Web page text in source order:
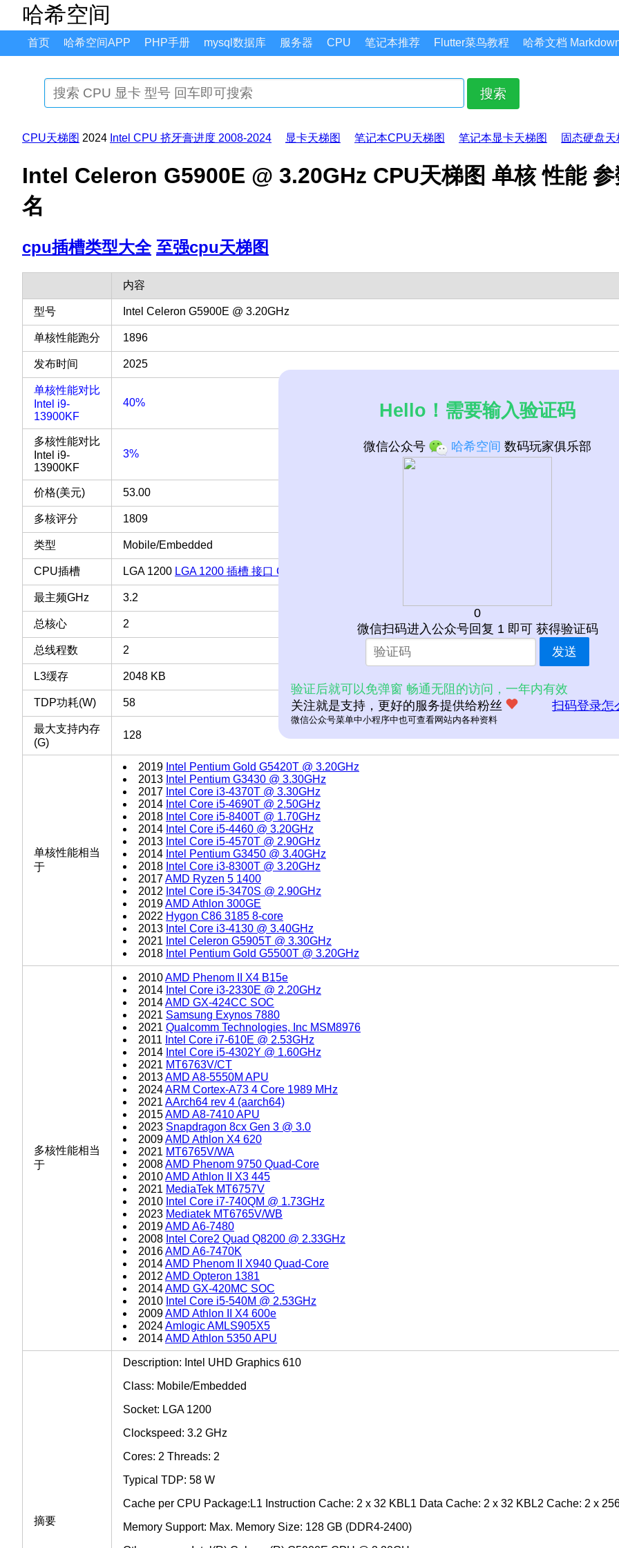
哈希空间
首页 哈希空间APP PHP手册 mysql数据库 服务器 CPU 笔记本推荐 Flutter菜鸟教程 哈希文档
搜索
CPU天梯图 2024 Intel CPU 挤牙膏进度 2008-2024 显卡天梯图 笔记本CPU天梯图 笔记本显卡天梯图 固态硬盘天
Intel Celeron G5900E @ 3.20GHz CPU天梯图 单核 性能
名
cpu插槽类型大全 至强cpu天梯图
内容
型号 Intel Celeron G5900E @ 3.20GHz
单核性能跑分 1896
发布时间 2025
单核性能对比
Intel i9-
13900KF
40%
多核性能对比
Intel i9-
13900KF
3%
价格(美元) 53.00
多核评分 1809
类型 Mobile/Embedded
CPU插槽 LGA 1200 LGA 1200 插槽 接口 CPU列表
最主频GHz 3.2
总核心 2
总线程数 2
L3缓存 2048 KB
TDP功耗(W) 58
最大支持内存
(G)
128
单核性能相当
于
2019 Intel Pentium Gold G5420T @ 3.20GHz
2013 Intel Pentium G3430 @ 3.30GHz
2017 Intel Core i3-4370T @ 3.30GHz
2014 Intel Core i5-4690T @ 2.50GHz
2018 Intel Core i5-8400T @ 1.70GHz
2014 Intel Core i5-4460 @ 3.20GHz
2013 Intel Core i5-4570T @ 2.90GHz
2014 Intel Pentium G3450 @ 3.40GHz
2018 Intel Core i3-8300T @ 3.20GHz
2017AMD Ryzen 5 1400
2012 Intel Core i5-3470S @ 2.90GHz
2019AMD Athlon 300GE
2022 Hygon C86 3185 8-core
2013 Intel Core i3-4130 @ 3.40GHz
2021 Intel Celeron G5905T @ 3.30GHz
2018 Intel Pentium Gold G5500T @ 3.20GHz
多核性能相当
于
2010AMD Phenom II X4 B15e
2014 Intel Core i3-2330E @ 2.20GHz
2014AMD GX-424CC SOC
2021 Samsung Exynos 7880
2021 Qualcomm Technologies, Inc MSM8976
2011 Intel Core i7-610E @ 2.53GHz
2014 Intel Core i5-4302Y @ 1.60GHz
2021 MT6763V/CT
2013AMD A8-5550M APU
2024ARM Cortex-A73 4 Core 1989 MHz
2021 AArch64 rev 4 (aarch64)
2015AMD A8-7410 APU
2023 Snapdragon 8cx Gen 3 @ 3.0
2009AMD Athlon X4 620
2021 MT6765V/WA
2008AMD Phenom 9750 Quad-Core
2010AMD Athlon II X3 445
2021 MediaTek MT6757V
2010 Intel Core i7-740QM @ 1.73GHz
2023 Mediatek MT6765V/WB
2019AMD A6-7480
2008 Intel Core2 Quad Q8200 @ 2.33GHz
2016AMD A6-7470K
2014AMD Phenom II X940 Quad-Core
2012 AMD Opteron 1381
2014AMD GX-420MC SOC
2010 Intel Core i5-540M @ 2.53GHz
2009AMD Athlon II X4 600e
2024Amlogic AMLS905X5
2014AMD Athlon 5350 APU
摘要
Description: Intel UHD Graphics 610
Class: Mobile/Embedded
Socket: LGA 1200
Clockspeed: 3.2 GHz
Cores: 2 Threads: 2
Typical TDP: 58 W
Cache per CPU Package:L1 Instruction Cache: 2 x 32 KBL1 Data Cache: 2 x 32 KBL2 Cache: 2 x
Memory Support: Max. Memory Size: 128 GB (DDR4-2400)
Hello！需要输入验证码
微信公众号 哈希空间 数码玩家俱乐部
0
微信扫码进入公众号回复 1 即可 获得验证码
发送
验证后就可以免弹窗 畅通无阻的访问，一年内有效
关注就是支持，更好的服务提供给粉丝
扫码登录怎
微信公众号菜单中小程序中也可查看网站内各种资料